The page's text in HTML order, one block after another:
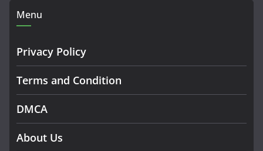
Menu
Privacy Policy
Terms and Condition
DMCA
About Us